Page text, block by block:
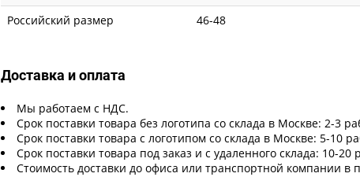
Российский размер
46-48
Доставка и оплата
Мы работаем с НДС.
Срок поставки товара без логотипа со склада в Москве: 2-3
Срок поставки товара с логотипом со склада в Москве: 5-10
Срок поставки товара под заказ и с удаленного склада: 10-
Стоимость доставки до офиса или транспортной компании в